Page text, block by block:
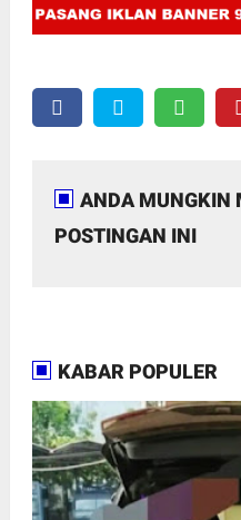
ANDA MUNGKIN
POSTINGAN INI
KABAR POPULER